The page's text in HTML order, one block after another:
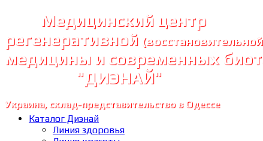
Медицинский центр
регенеративной
медицины и современных
"ДИЭНАЙ"
Украина, склад-представительство в Одессе
Каталог Диэнай
Линия здоровья